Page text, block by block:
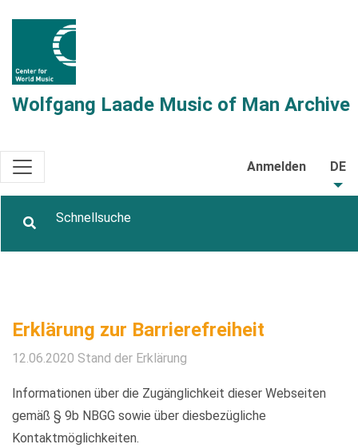
Wolfgang Laade Music of Man Archive
Anmelden DE
Erklärung zur Barrierefreiheit
12.06.2020 Stand der Erklärung
Informationen über die Zugänglichkeit dieser Webseiten
gemäß § 9b NBGG sowie über diesbezügliche
Kontaktmöglichkeiten.